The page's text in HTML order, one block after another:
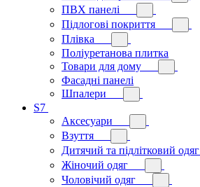
ПВХ панелі
Підлогові покриття
Плівка
Поліуретанова плитка
Товари для дому
Фасадні панелі
Шпалери
S7
Аксесуари
Взуття
Дитячий та підлітковий одяг
Жіночий одяг
Чоловічий одяг